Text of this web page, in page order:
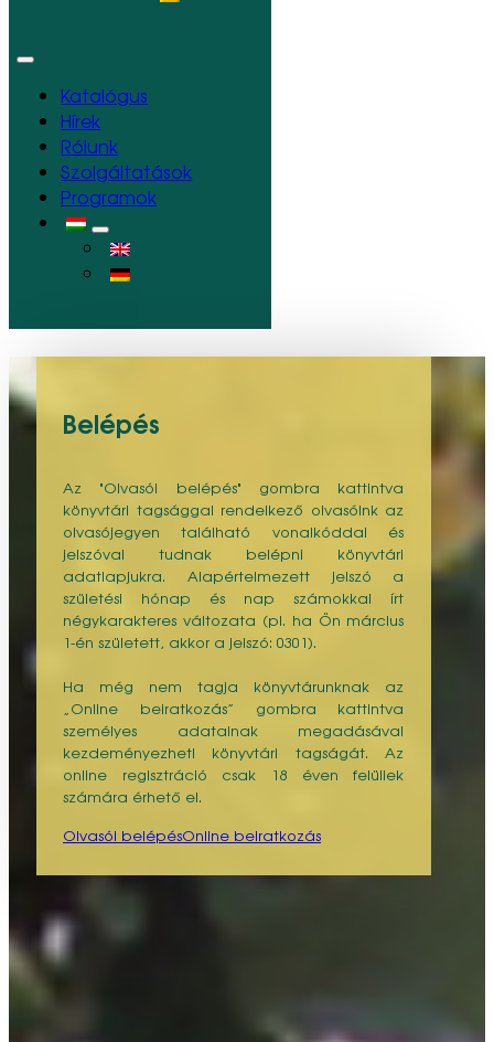
Katalógus
Hírek
Rólunk
Szolgáltatások
Programok
Belépés
Az "Olvasói belépés" gombra kattintva
könyvtári tagsággal rendelkező olvasóink az
olvasójegyen található vonalkóddal és
jelszóval tudnak belépni könyvtári
adatlapjukra. Alapértelmezett jelszó a
születési hónap és nap számokkal írt
négykarakteres változata (pl. ha Ön március
1-én született, akkor a jelszó: 0301).
Ha még nem tagja könyvtárunknak az
„Online beiratkozás” gombra kattintva
személyes adatainak megadásával
kezdeményezheti könyvtári tagságát. Az
online regisztráció csak 18 éven felüliek
számára érhető el.
Olvasói belépésOnline beiratkozás